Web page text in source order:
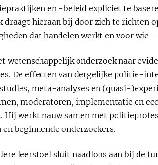
en -beleid expliciet te
draagt hieraan bij door zich te richten
dat handelen werkt en voor wie
wetenschappelijk onderzoek naar
De effecten van dergelijke politie-
meta-analyses en (quasi-
moderatoren, implementatie en
Hij werkt nauw samen met
en beginnende onderzoekers.
leerstoel sluit naadloos aan bij de